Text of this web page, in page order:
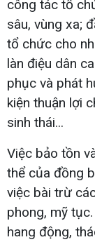
công tác tổ
sâu, vùng xa;
tổ chức cho
làn điệu dân
phục và phát
kiện thuận lợi
sinh thái...
Việc bảo tồn
thể của đồng
việc bài trừ
phong, mỹ
hang động,